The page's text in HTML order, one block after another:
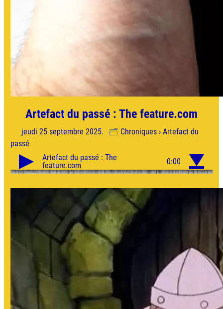
Artefact du passé : The feature.com
jeudi 25 septembre 2025.
Chroniques › Artefact du
passé